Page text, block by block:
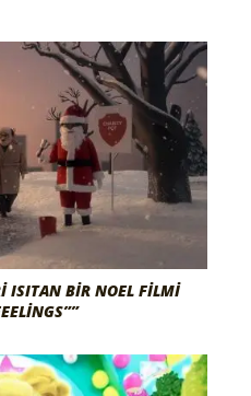
ISITAN BIR NOEL FILMI